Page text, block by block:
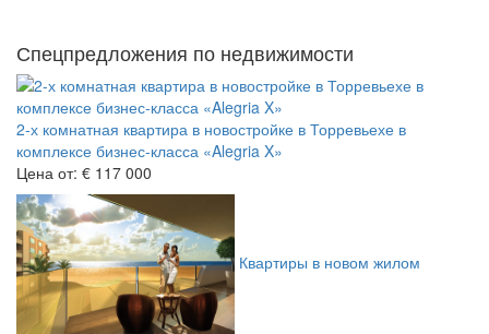
Спецпредложения по недвижимости
2-х комнатная квартира в новостройке в Торревьехе в
комплексе бизнес-класса «Alegria X»
Цена от: € 117 000
Квартиры в новом жилом